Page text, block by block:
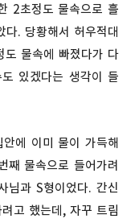
2초정도 물속으로 흘
. 당황해서 허우적대
도 물속에 빠졌다가 다
있겠다는 생각이 들
에 이미 물이 가득해
째 물속으로 들어가려
님과 S형이었다. 간신
고 했는데, 자꾸 트림